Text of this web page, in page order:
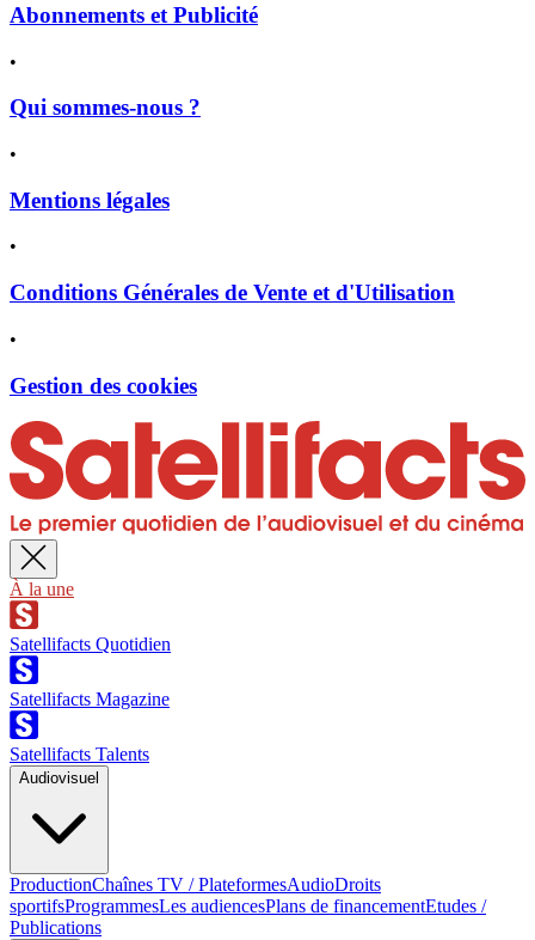
Abonnements et Publicité
•
Qui sommes-nous ?
•
Mentions légales
•
Conditions Générales de Vente et d'Utilisation
•
Gestion des cookies
À la une
Satellifacts Quotidien
Satellifacts Magazine
Satellifacts Talents
Audiovisuel
ProductionChaînes TV / PlateformesAudioDroits
sportifsProgrammesLes audiencesPlans de financementEtudes /
Publications